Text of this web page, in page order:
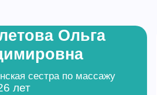
Ольга
сестра по массажу
лет